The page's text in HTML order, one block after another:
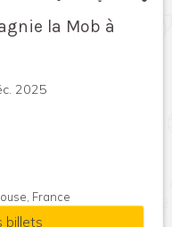
la Mob à
2025
France
billets